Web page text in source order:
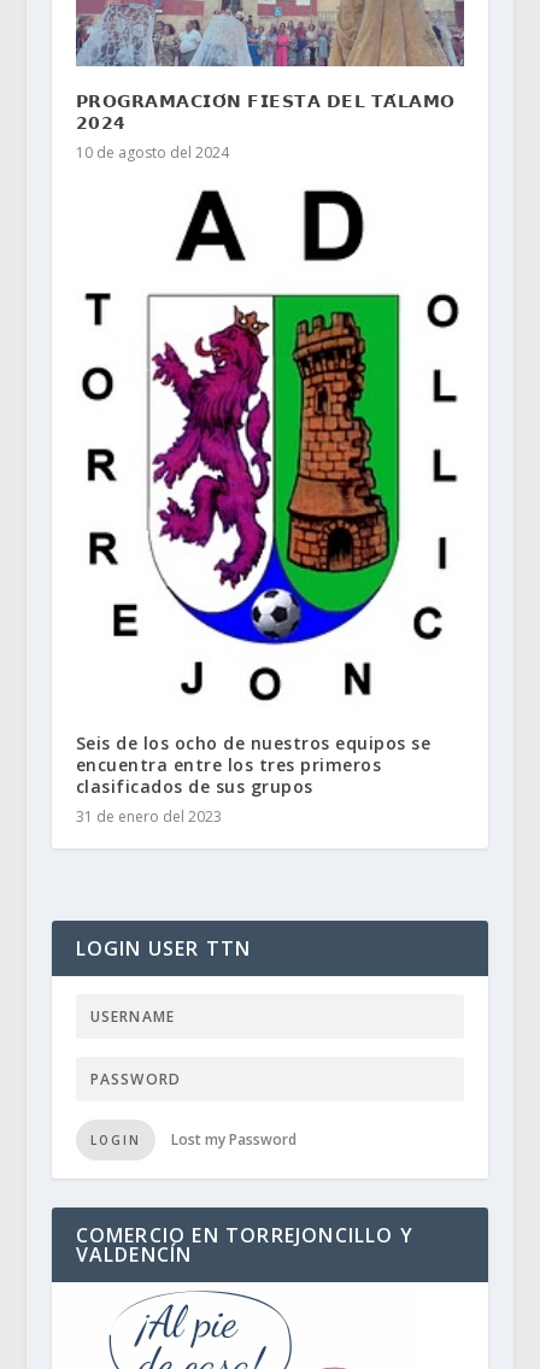
𝗣𝗥𝗢𝗚𝗥𝗔𝗠𝗔𝗖𝗜𝗢́𝗡 𝗙𝗜𝗘𝗦𝗧𝗔 𝗗𝗘𝗟 𝗧𝗔́𝗟𝗔𝗠𝗢
𝟮𝟬𝟮𝟰
10 de agosto del 2024
Seis de los ocho de nuestros equipos se
encuentra entre los tres primeros
clasificados de sus grupos
31 de enero del 2023
LOGIN USER TTN
LOGIN Lost my Password
COMERCIO EN TORREJONCILLO Y
VALDENCÍN